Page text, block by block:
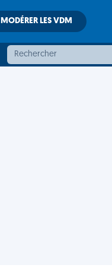
MODÉRER LES VDM